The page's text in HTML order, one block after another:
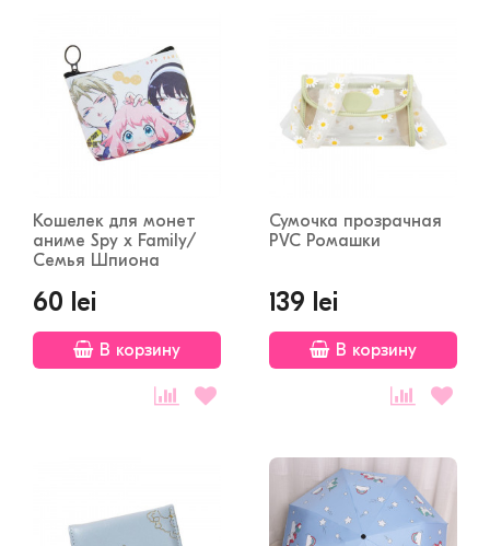
Кошелек для монет
аниме Spy x Family/
Семья Шпиона
60 lei
В корзину
Сумочка прозрачная
PVC Ромашки
139 lei
В корзину